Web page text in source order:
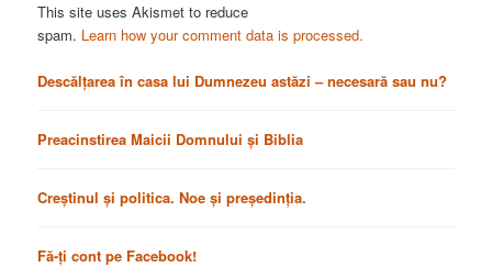
This site uses Akismet to reduce
spam. Learn how your comment data is processed.
Descălțarea în casa lui Dumnezeu astăzi – necesară sau nu?
Preacinstirea Maicii Domnului și Biblia
Creștinul și politica. Noe și președinția.
Fă-ți cont pe Facebook!